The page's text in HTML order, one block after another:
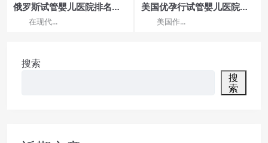
俄罗斯试管婴儿医院排名靠
前的成功率如何
在现代...
美国优孕行试管婴儿医院大
美国作...
搜索
搜
索